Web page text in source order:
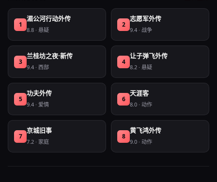
1
湄公河行动外传
8.8 · 悬疑
2
志愿军外传
9.4 · 战争
3
兰桂坊之夜·新传
9.4 · 西部
4
让子弹飞外传
8.2 · 悬疑
5
功夫外传
9.4 · 爱情
6
天涯客
8.0 · 动作
7
京城旧事
7.2 · 家庭
8
黄飞鸿外传
9.0 · 动作